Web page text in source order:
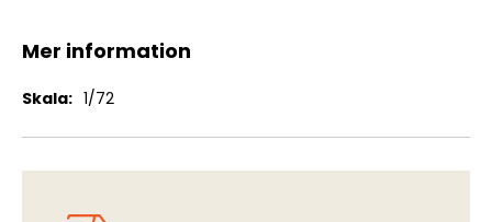
Mer information
Mer
1/72